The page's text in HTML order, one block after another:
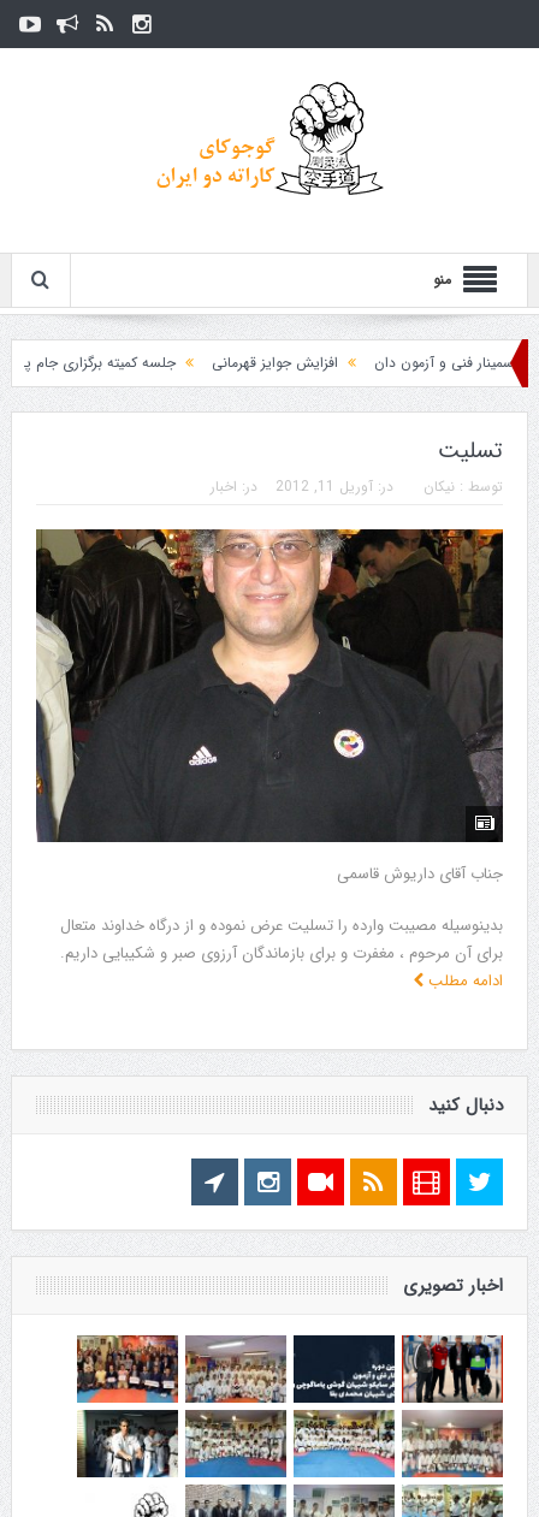
منو
فنی و آزمون دان افزایش جوایز قهرمانی جلسه کمیته برگزاری جام پارس
تسلیت
توسط : نیکان در: آوریل 11, 2012 در: اخبار
جناب آقای داریوش قاسمی
بدینوسیله مصیبت وارده را تسلیت عرض نموده و از درگاه خداوند متعال
برای آن مرحوم ، مغفرت و برای بازماندگان آرزوی صبر و شکیبایی داریم.
ادامه مطلب
دنبال کنید
اخبار تصویری